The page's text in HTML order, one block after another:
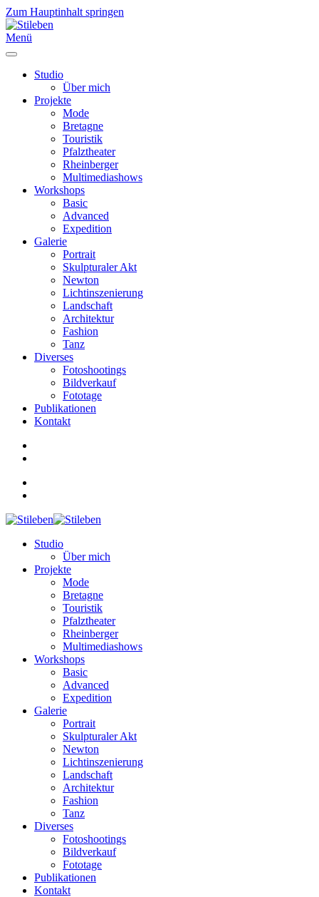
Zum Hauptinhalt springen
Menü
Studio
Über mich
Projekte
Mode
Bretagne
Touristik
Pfalztheater
Rheinberger
Multimediashows
Workshops
Basic
Advanced
Expedition
Galerie
Portrait
Skulpturaler Akt
Newton
Lichtinszenierung
Landschaft
Architektur
Fashion
Tanz
Diverses
Fotoshootings
Bildverkauf
Fototage
Publikationen
Kontakt
Studio
Über mich
Projekte
Mode
Bretagne
Touristik
Pfalztheater
Rheinberger
Multimediashows
Workshops
Basic
Advanced
Expedition
Galerie
Portrait
Skulpturaler Akt
Newton
Lichtinszenierung
Landschaft
Architektur
Fashion
Tanz
Diverses
Fotoshootings
Bildverkauf
Fototage
Publikationen
Kontakt